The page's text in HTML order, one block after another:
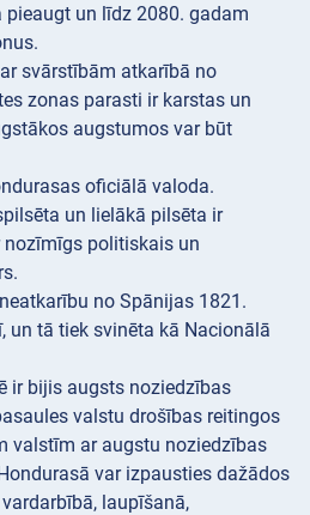
un līdz 2080. gadam
svārstībām atkarībā no
zonas parasti ir karstas un
augstumos var būt
oficiālā valoda.
un lielākā pilsēta ir
nozīmīgs politiskais un
no Spānijas 1821.
un tā tiek svinēta kā Nacionālā
ir bijis augsts noziedzības
valstu drošības reitingos
valstīm ar augstu noziedzības
var izpausties dažādos
laupīšanā,